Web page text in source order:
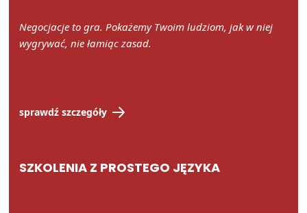
Negocjacje to gra. Pokażemy Twoim ludziom, jak w niej
wygrywać, nie łamiąc zasad.
sprawdź szczegóły
SZKOLENIA Z PROSTEGO JĘZYKA